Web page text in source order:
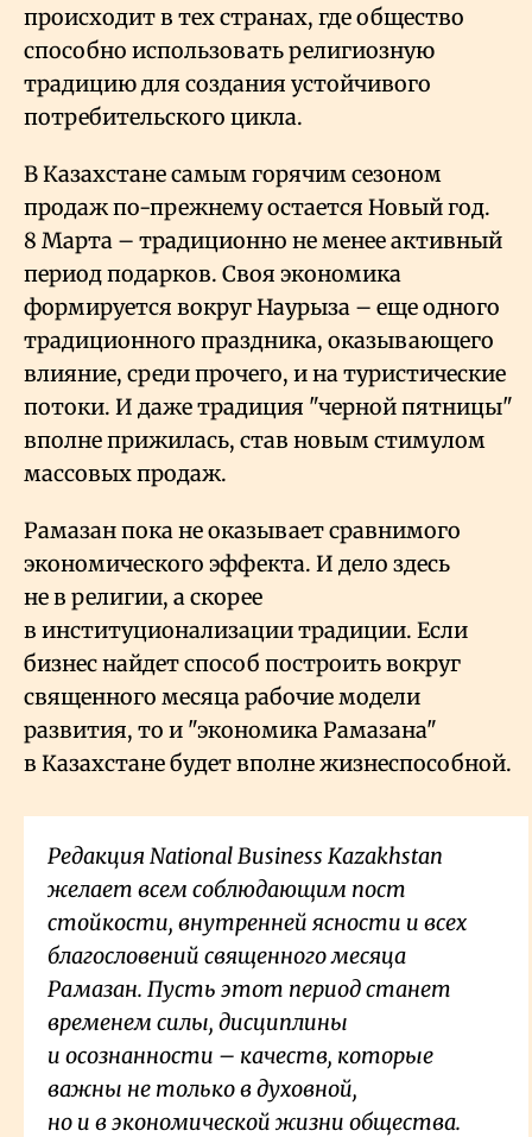
происходит в тех странах, где общество
способно использовать религиозную
традицию для создания устойчивого
потребительского цикла.
В Казахстане самым горячим сезоном
продаж по-прежнему остается Новый год.
8 Марта – традиционно не менее активный
период подарков. Своя экономика
формируется вокруг Наурыза – еще одного
традиционного праздника, оказывающего
влияние, среди прочего, и на туристические
потоки. И даже традиция "черной пятницы"
вполне прижилась, став новым стимулом
массовых продаж.
Рамазан пока не оказывает сравнимого
экономического эффекта. И дело здесь
не в религии, а скорее
в институционализации традиции. Если
бизнес найдет способ построить вокруг
священного месяца рабочие модели
развития, то и "экономика Рамазана"
в Казахстане будет вполне жизнеспособной.
Редакция National Business Kazakhstan
желает всем соблюдающим пост
стойкости, внутренней ясности и всех
благословений священного месяца
Рамазан. Пусть этот период станет
временем силы, дисциплины
и осознанности – качеств, которые
важны не только в духовной,
но и в экономической жизни общества.